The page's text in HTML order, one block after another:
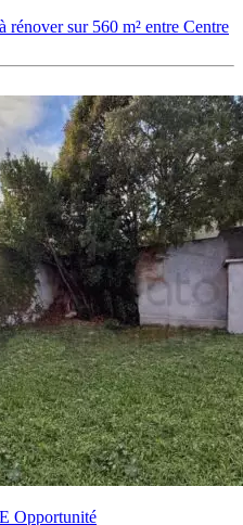
sur 560 m² entre Centre
Opportunité